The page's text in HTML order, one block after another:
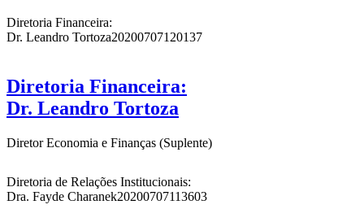
Diretoria Financeira:
Dr. Leandro Tortoza20200707120137
Diretoria Financeira:
Dr. Leandro Tortoza
Diretor Economia e Finanças (Suplente)
Diretoria de Relações Institucionais:
Dra. Fayde Charanek20200707113603